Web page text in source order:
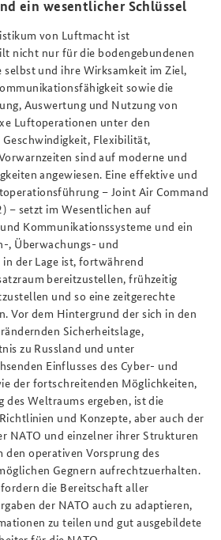
ein wesentlicher Schlüssel
von Luftmacht ist
nicht nur für die bodengebundenen
selbst und ihre Wirksamkeit im Ziel,
sowie die
Auswertung und Nutzung von
Luftoperationen unter den
Flexibilität,
sind auf moderne und
angewiesen. Eine effektive und
– Joint Air Command
– setzt im Wesentlichen auf
Kommunikationssysteme und ein
, Überwachungs- und
der Lage ist, fortwährend
bereitzustellen, frühzeitig
und so eine zeitgerechte
Vor dem Hintergrund der sich in den
Sicherheitslage,
zu Russland und unter
Einflusses des Cyber- und
der fortschreitenden Möglichkeiten,
des Weltraums ergeben, ist die
und Konzepte, aber auch der
NATO und einzelner ihrer Strukturen
operativen Vorsprung des
Gegnern aufrechtzuerhalten.
die Bereitschaft aller
der NATO auch zu adaptieren,
zu teilen und gut ausgebildete